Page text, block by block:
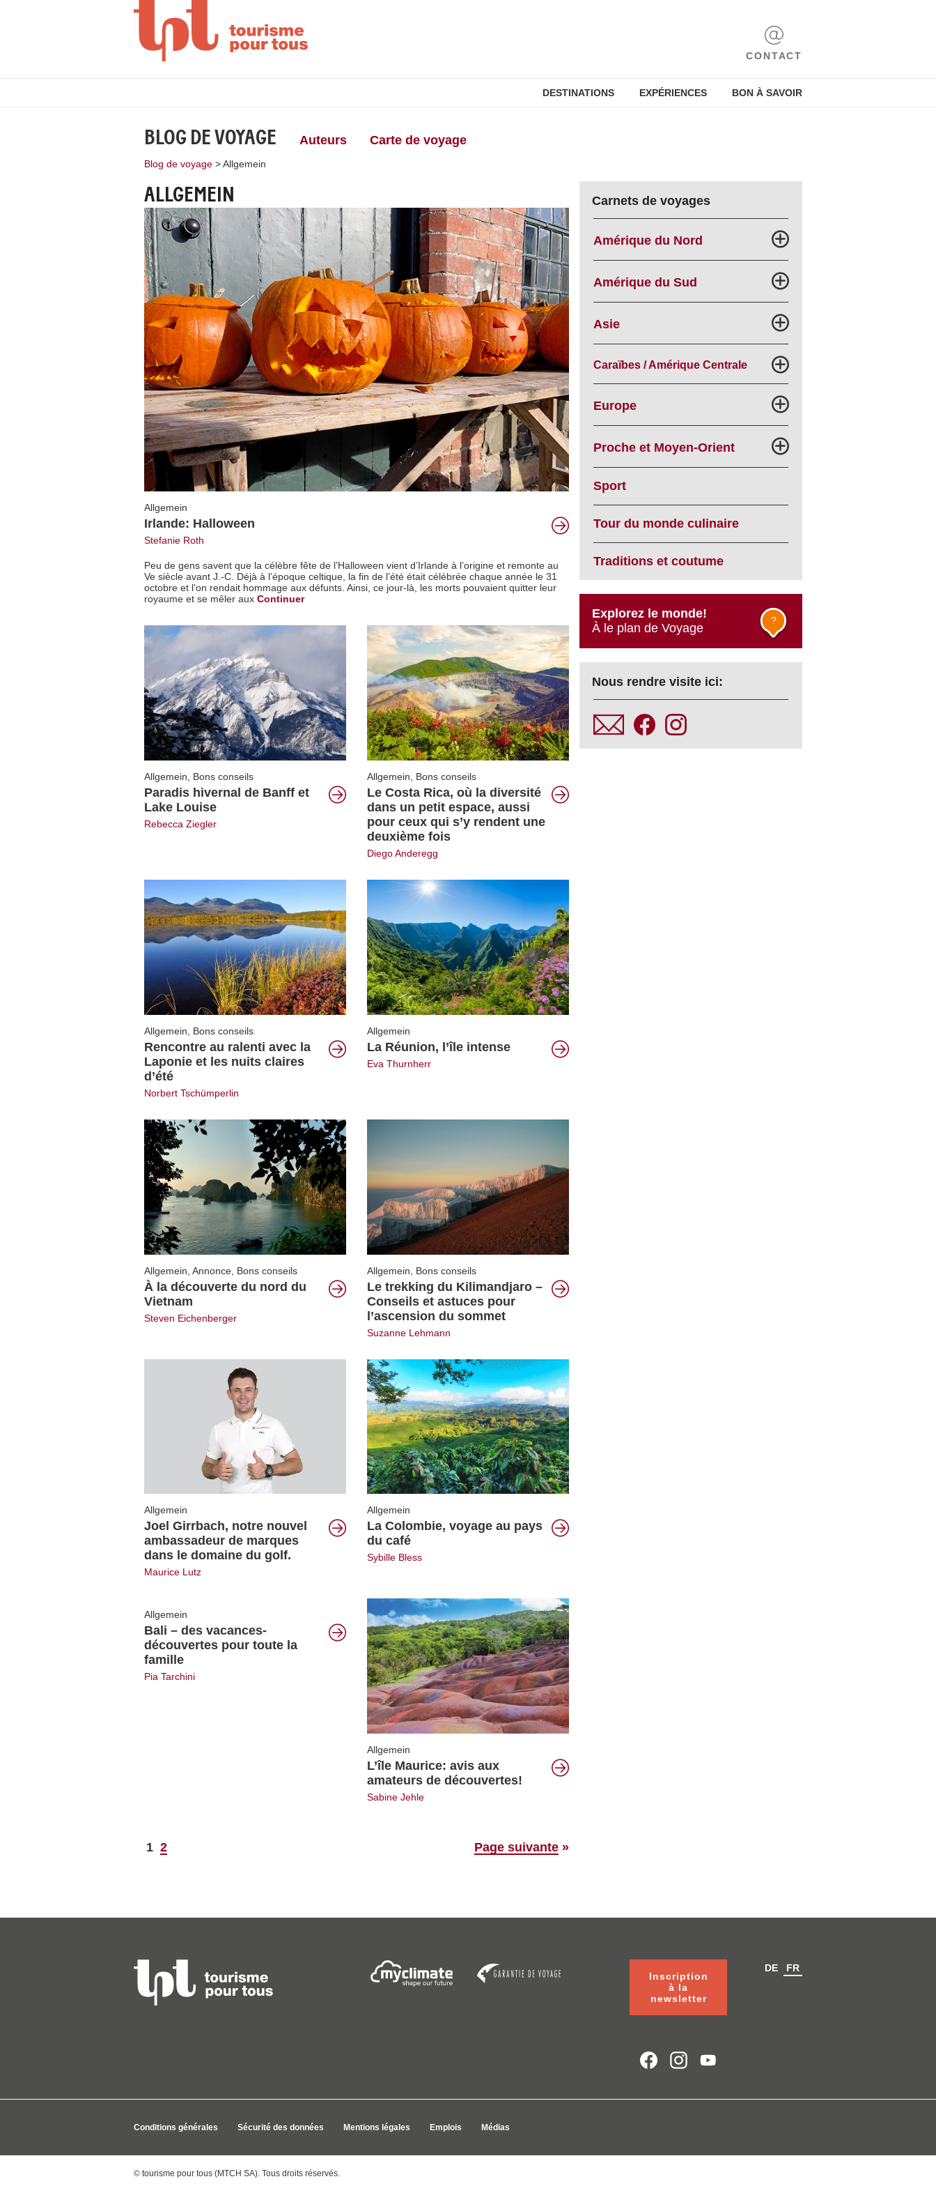
CONTACT
DESTINATIONS EXPÉRIENCES BON À SAVOIR
BLOG DE VOYAGE Auteurs Carte de voyage
Blog de voyage >Allgemein
ALLGEMEIN
Allgemein
Irlande: Halloween
Stefanie Roth
Peu de gens savent que la célèbre fête de l’Halloween vient d’Irlande à l’origine et remonte au
Ve siècle avant J.-C. Déjà à l’époque celtique, la fin de l’été était célébrée chaque année le 31
octobre et l’on rendait hommage aux défunts. Ainsi, ce jour-là, les morts pouvaient quitter leur
royaume et se mêler aux Continuer
Allgemein Bons conseils
Paradis hivernal de Banff et
Lake Louise
Rebecca Ziegler
Allgemein Bons conseils
Le Costa Rica, où la diversité
dans un petit espace, aussi
pour ceux qui s’y rendent une
deuxième fois
Diego Anderegg
Allgemein Bons conseils
Rencontre au ralenti avec la
Laponie et les nuits claires
d’été
Norbert Tschümperlin
Allgemein
La Réunion, l’île intense
Eva Thurnherr
Allgemein Annonce Bons conseils
À la découverte du nord du
Vietnam
Steven Eichenberger
Allgemein Bons conseils
Le trekking du Kilimandjaro –
Conseils et astuces pour
l’ascension du sommet
Suzanne Lehmann
Allgemein
Joel Girrbach, notre nouvel
ambassadeur de marques
dans le domaine du golf.
Maurice Lutz
Allgemein
La Colombie, voyage au pays
du café
Sybille Bless
Allgemein
Bali – des vacances-
découvertes pour toute la
famille
Pia Tarchini
Allgemein
L’île Maurice: avis aux
amateurs de découvertes!
Sabine Jehle
1 2 Page suivante
Carnets de voyages
Amérique du Nord
Amérique du Sud
Asie
Caraïbes / Amérique Centrale
Europe
Proche et Moyen-Orient
Sport
Tour du monde culinaire
Traditions et coutume
Explorez le monde!
À le plan de Voyage
?
Nous rendre visite ici:
Inscription
à la
newsletter
DE FR
Conditions générales Sécurité des données Mentions légales Emplois Médias
© tourisme pour tous (MTCH SA). Tous droits réservés.